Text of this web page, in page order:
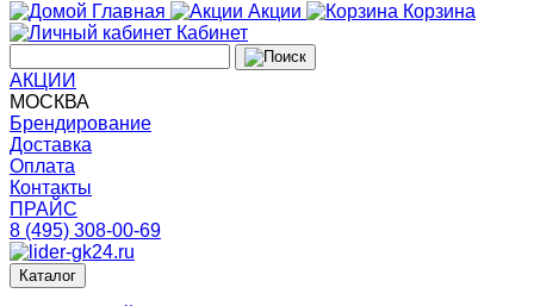
Главная
Акции
Корзина
Кабинет
АКЦИИ
МОСКВА
Брендирование
Доставка
Оплата
Контакты
ПРАЙС
8 (495) 308-00-69
Каталог